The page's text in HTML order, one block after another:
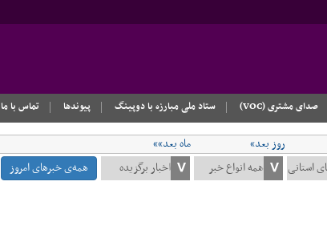
صدای مشتری (VOC) ستاد ملی مبارزه با دوپینگ پیوندها تماس با ما
روز بعد»
ماه بعد»»
همه‌ی خبرهای امروز